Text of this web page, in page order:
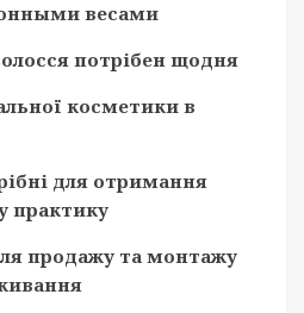
весами
потрібен щодня
косметики в
для отримання
практику
продажу та монтажу